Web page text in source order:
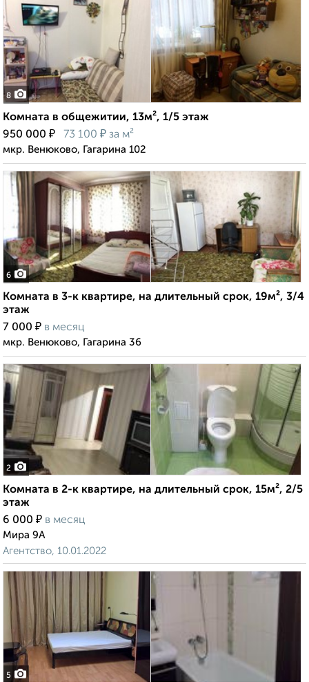
8
Комната в общежитии, 13м², 1/5 этаж
950 000 ₽ 73 100 ₽ за м²
мкр. Венюково, Гагарина 102
6
Комната в 3-к квартире, на длительный срок, 19м², 3/4
этаж
7 000 ₽ в месяц
мкр. Венюково, Гагарина 36
2
Комната в 2-к квартире, на длительный срок, 15м², 2/5
этаж
6 000 ₽ в месяц
Мира 9А
Агентство, 10.01.2022
5